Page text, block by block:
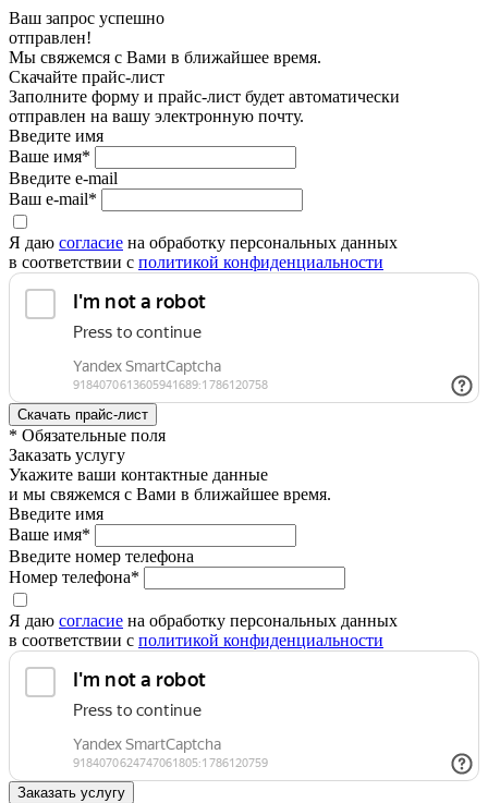
Ваш запрос успешно
отправлен!
Мы свяжемся с Вами в ближайшее время.
Скачайте прайс-лист
Заполните форму и прайс-лист будет автоматически
отправлен на вашу электронную почту.
Введите имя
Ваше имя*
Введите e-mail
Ваш e-mail*
Я даю согласие на обработку персональных данных
в соответствии с политикой конфиденциальности
* Обязательные поля
Заказать услугу
Укажите ваши контактные данные
и мы свяжемся с Вами в ближайшее время.
Введите имя
Ваше имя*
Введите номер телефона
Номер телефона*
Я даю согласие на обработку персональных данных
в соответствии с политикой конфиденциальности